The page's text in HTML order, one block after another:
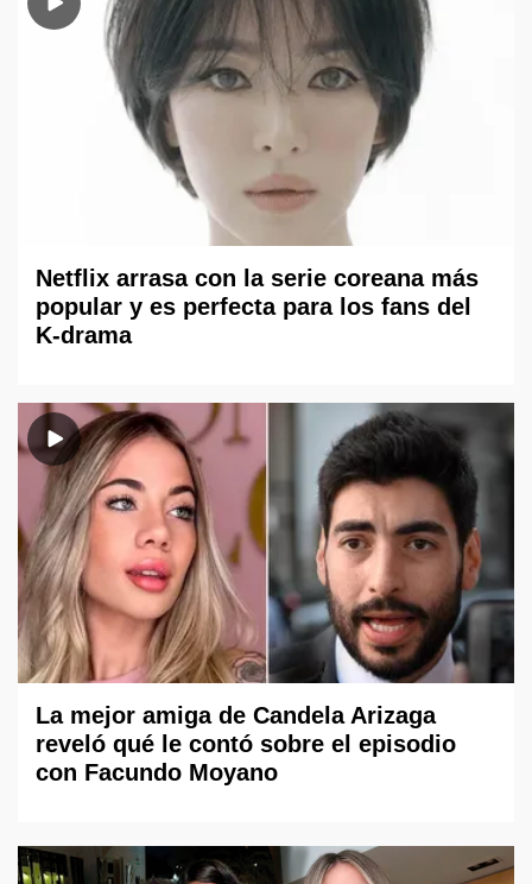
Netflix arrasa con la serie coreana más
popular y es perfecta para los fans del
K-drama
La mejor amiga de Candela Arizaga
reveló qué le contó sobre el episodio
con Facundo Moyano